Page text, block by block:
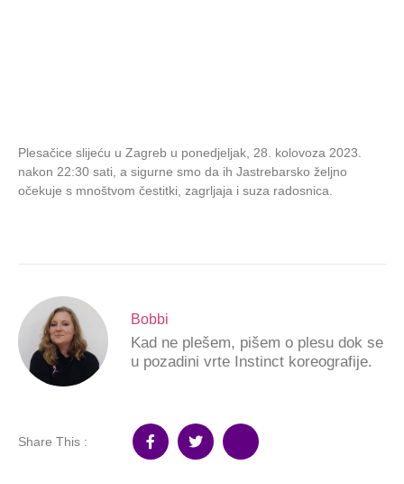
Plesačice slijeću u Zagreb u ponedjeljak, 28. kolovoza 2023.
nakon 22:30 sati, a sigurne smo da ih Jastrebarsko željno
očekuje s mnoštvom čestitki, zagrljaja i suza radosnica.
Bobbi
Kad ne plešem, pišem o plesu dok se
u pozadini vrte Instinct koreografije.
Share This :